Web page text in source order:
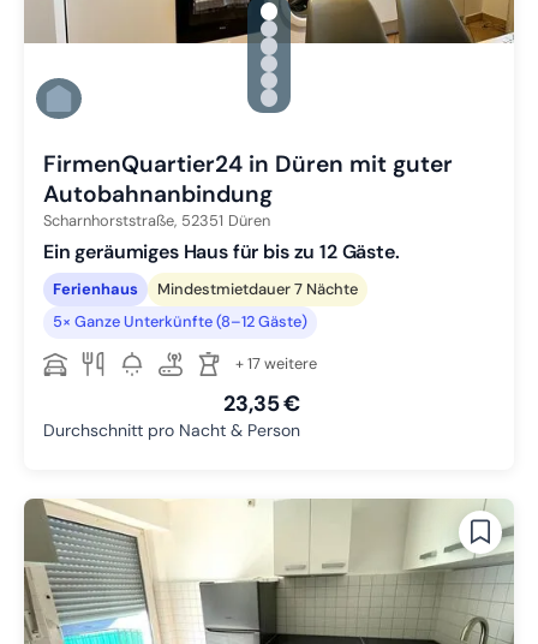
gallery.slide_selector
Zu Slide 1 wechseln
Zu Slide 2 wechseln
Zu Slide 3 wechseln
Zu Slide 4 wechseln
Zu Slide 5 wechseln
Zu Slide 6 wechseln
FirmenQuartier24 in Düren mit guter
Autobahnanbindung
Scharnhorststraße, 52351 Düren
Ein geräumiges Haus für bis zu 12 Gäste.
Ferienhaus
Mindestmietdauer 7 Nächte
5× Ganze Unterkünfte (8–12 Gäste)
+ 17 weitere
23,35 €
Durchschnitt pro Nacht & Person